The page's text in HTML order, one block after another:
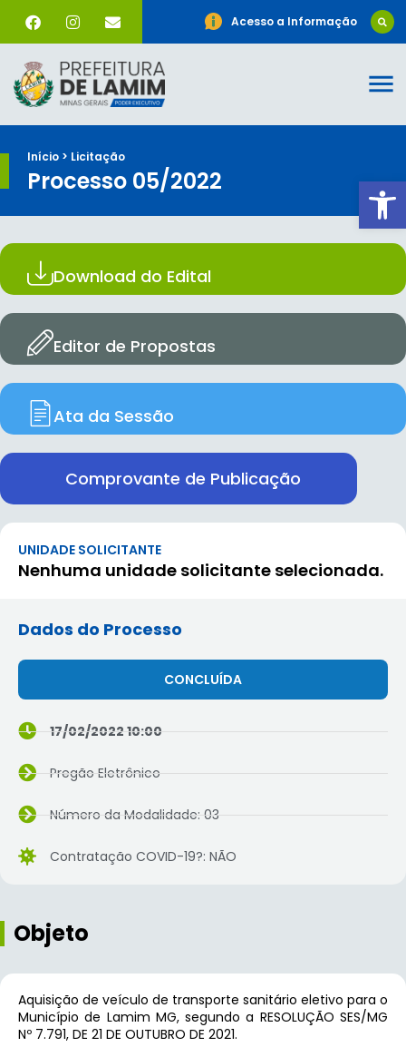
Acesso a Informação
Início > Licitação
Processo 05/2022
Download do Edital
Editor de Propostas
Ata da Sessão
Comprovante de Publicação
UNIDADE SOLICITANTE
Nenhuma unidade solicitante selecionada.
Dados do Processo
CONCLUÍDA
17/02/2022 10:00
Pregão Eletrônico
Número da Modalidade: 03
Contratação COVID-19?: NÃO
Objeto
Aquisição de veículo de transporte sanitário eletivo para o
Município de Lamim MG, segundo a RESOLUÇÃO SES/MG
Nº 7.791, DE 21 DE OUTUBRO DE 2021.